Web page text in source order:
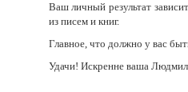
Ваш личный результат
из писем и книг.
Главное, что должно у вас
Удачи! Искренне ваша